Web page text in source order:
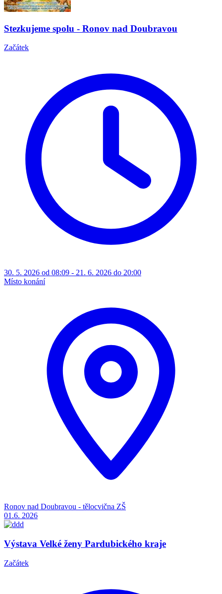
Stezkujeme spolu - Ronov nad Doubravou
Začátek
30. 5. 2026 od 08:09 - 21. 6. 2026 do 20:00
Místo konání
Ronov nad Doubravou - tělocvična ZŠ
01.6. 2026
Výstava Velké ženy Pardubického kraje
Začátek